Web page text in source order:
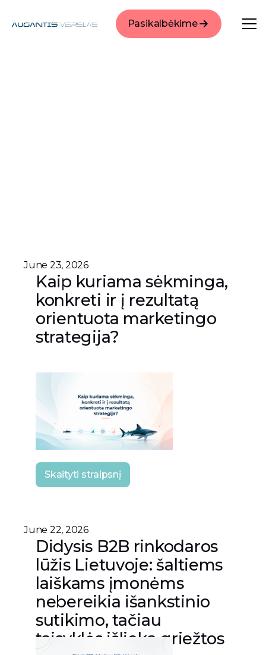
Pasikalbėkime
June 23, 2026
Kaip kuriama sėkminga,
konkreti ir į rezultatą
orientuota marketingo
strategija?
Skaityti straipsnį
June 22, 2026
Didysis B2B rinkodaros
lūžis Lietuvoje: šaltiems
laiškams įmonėms
nebereikia išankstinio
sutikimo, tačiau
taisyklės išlieka griežtos